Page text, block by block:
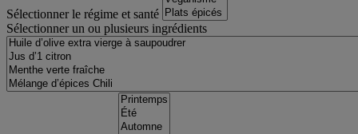
Sélectionner le régime et santé
Sélectionner un ou plusieurs ingrédients